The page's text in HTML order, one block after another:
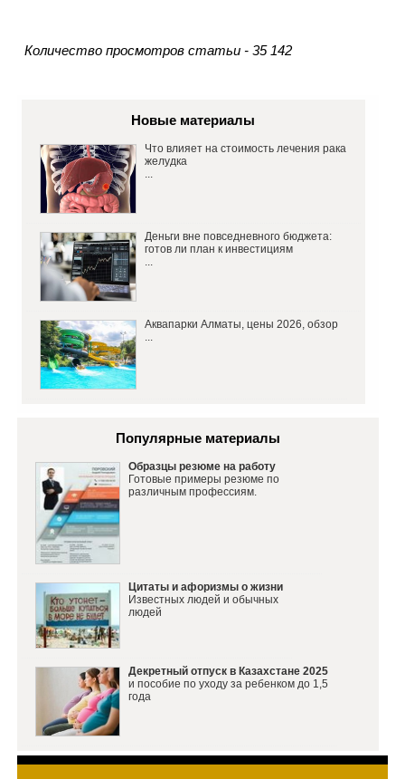
Количество просмотров статьи - 35 142
Новые материалы
Что влияет на стоимость лечения рака
желудка
...
Деньги вне повседневного бюджета:
готов ли план к инвестициям
...
Аквапарки Алматы, цены 2026, обзор
...
Популярные материалы
Образцы резюме на работу
Готовые примеры резюме по
различным профессиям.
Цитаты и афоризмы о жизни
Известных людей и обычных
людей
Декретный отпуск в Казахстане 2025
и пособие по уходу за ребенком до 1,5
года